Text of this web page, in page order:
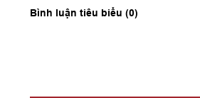
Bình luận tiêu biểu (0)